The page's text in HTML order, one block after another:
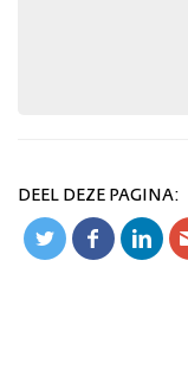
DEEL DEZE PAGINA: